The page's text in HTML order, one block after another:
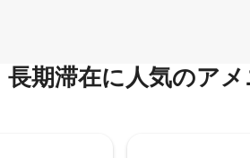
長期滞在に人気のア